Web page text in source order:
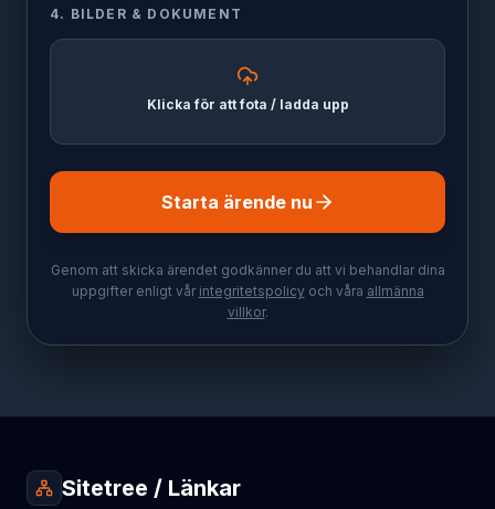
4. BILDER & DOKUMENT
Klicka för att fota / ladda upp
Starta ärende nu
Genom att skicka ärendet godkänner du att vi behandlar dina
uppgifter enligt vår integritetspolicy och våra allmänna
villkor.
Sitetree / Länkar